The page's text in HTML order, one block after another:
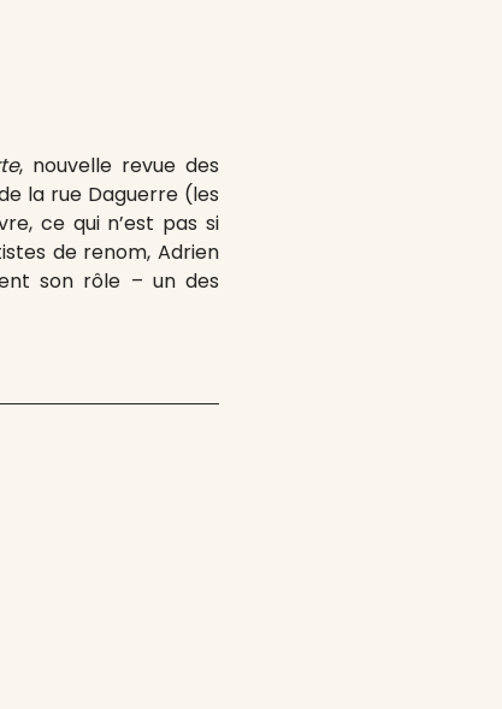
, nouvelle revue des
la rue Daguerre (les
ce qui n’est pas si
de renom, Adrien
son rôle – un des